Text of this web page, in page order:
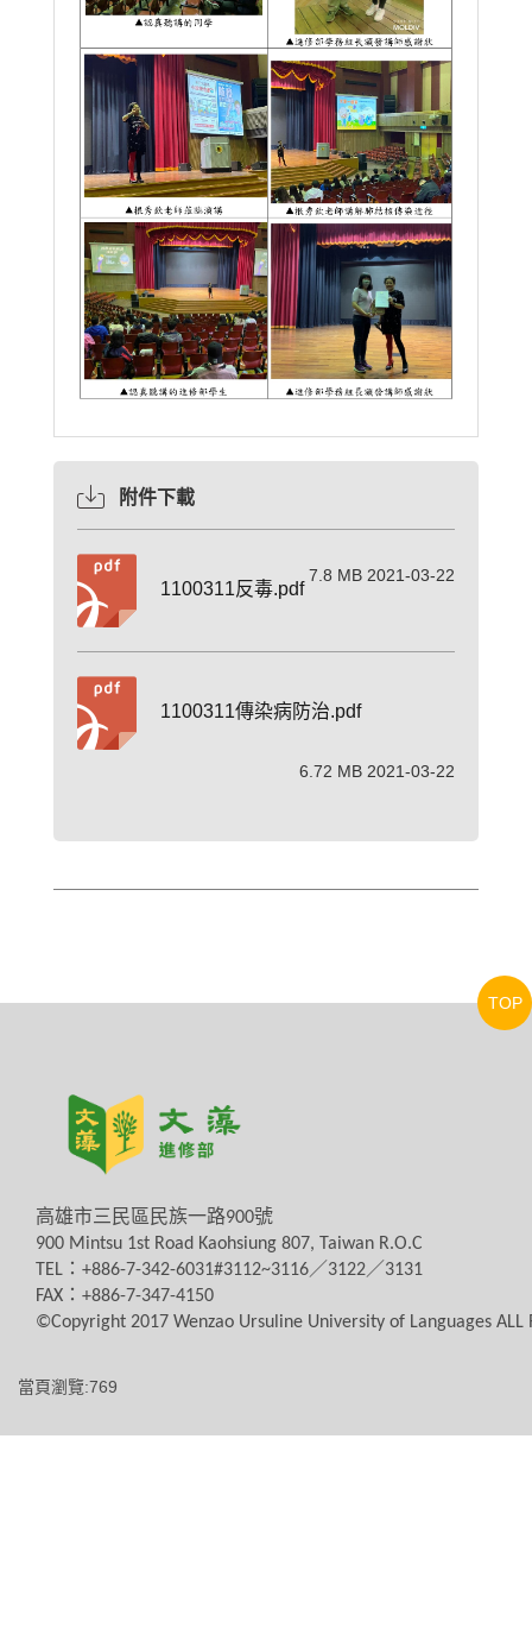
附件下載
1100311反毒.pdf
7.8 MB 2021-03-22
1100311傳染病防治.pdf
6.72 MB 2021-03-22
高雄市三民區民族一路900號
900 Mintsu 1st Road Kaohsiung 807, Taiwan R.O.C
TEL ： +886-7-342-6031#3112~3116／ 3122／ 3131
FAX ： +886-7-347-4150
©Copyright 2017 Wenzao Ursuline University of Languages ALL
當頁瀏覽:769
TOP